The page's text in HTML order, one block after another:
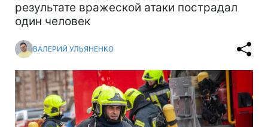
результате вражеской атаки пострадал
один человек
ВАЛЕРИЙ УЛЬЯНЕНКО